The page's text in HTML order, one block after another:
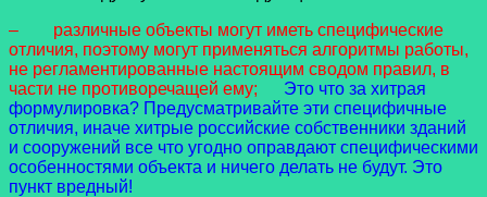
– различные объекты могут иметь специфические
отличия, поэтому могут применяться алгоритмы работы,
не регламентированные настоящим сводом правил, в
части не противоречащей ему;
Это что за хитрая
формулировка? Предусматривайте эти специфичные
отличия, иначе хитрые российские собственники зданий
и сооружений все что угодно оправдают специфическими
особенностями объекта и ничего делать не будут. Это
пункт вредный!